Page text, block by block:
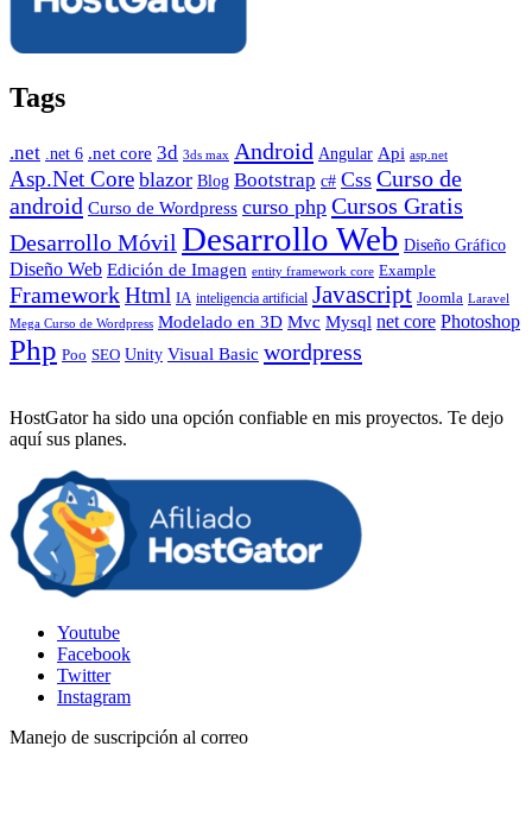
Tags
.net .net 6 .net core 3d 3ds max Android Angular Api asp.net
Asp.Net Core blazor Blog Bootstrap c# Css Curso de
android Curso de Wordpress curso php Cursos Gratis
Desarrollo Móvil Desarrollo Web Diseño Gráfico
Diseño Web Edición de Imagen entity framework core Example
FrameworkHtml IA inteligencia artificial Javascript Joomla Laravel
Mega Curso de Wordpress Modelado en 3D Mvc Mysql net core Photoshop
Php Poo SEO Unity Visual Basic wordpress
HostGator ha sido una opción confiable en mis proyectos. Te dejo
aquí sus planes.
Youtube
Facebook
Twitter
Instagram
Manejo de suscripción al correo